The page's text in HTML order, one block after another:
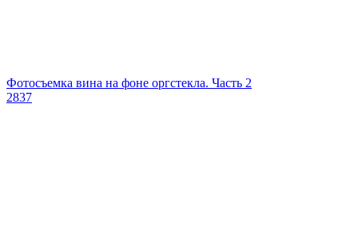
Фотосъемка вина на фоне оргстекла. Часть 2
2837